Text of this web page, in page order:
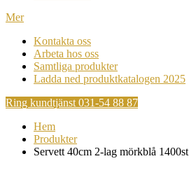
Mer
Kontakta oss
Arbeta hos oss
Samtliga produkter
Ladda ned produktkatalogen 2025
Ring kundtjänst 031-54 88 87
Hem
Produkter
Servett 40cm 2-lag mörkblå 1400st